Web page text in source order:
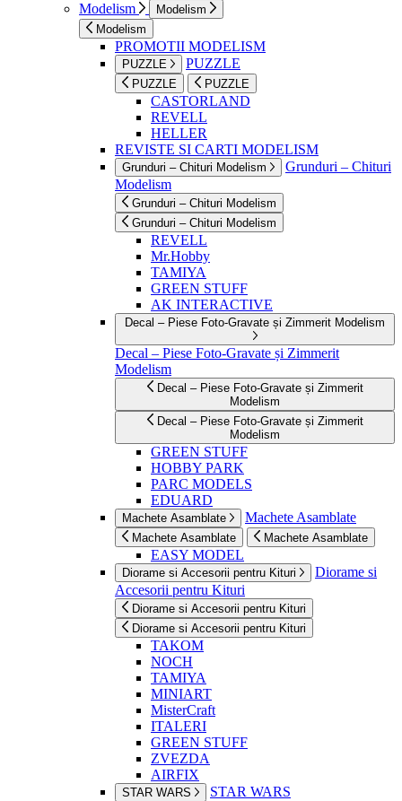
Modelism
Modelism
Modelism
PROMOTII MODELISM
PUZZLE PUZZLE
PUZZLE PUZZLE
CASTORLAND
REVELL
HELLER
REVISTE SI CARTI MODELISM
Grunduri – Chituri Modelism
Grunduri – Chituri
Modelism
Grunduri – Chituri Modelism
Grunduri – Chituri Modelism
REVELL
Mr.Hobby
TAMIYA
GREEN STUFF
AK INTERACTIVE
Decal – Piese Foto-Gravate și Zimmerit Modelism
Decal – Piese Foto-Gravate și Zimmerit
Modelism
Decal – Piese Foto-Gravate și Zimmerit
Modelism
Decal – Piese Foto-Gravate și Zimmerit
Modelism
GREEN STUFF
HOBBY PARK
PARC MODELS
EDUARD
Machete Asamblate Machete Asamblate
Machete Asamblate Machete Asamblate
EASY MODEL
Diorame si Accesorii pentru Kituri
Diorame si
Accesorii pentru Kituri
Diorame si Accesorii pentru Kituri
Diorame si Accesorii pentru Kituri
TAKOM
NOCH
TAMIYA
MINIART
MisterCraft
ITALERI
GREEN STUFF
ZVEZDA
AIRFIX
STAR WARS STAR WARS